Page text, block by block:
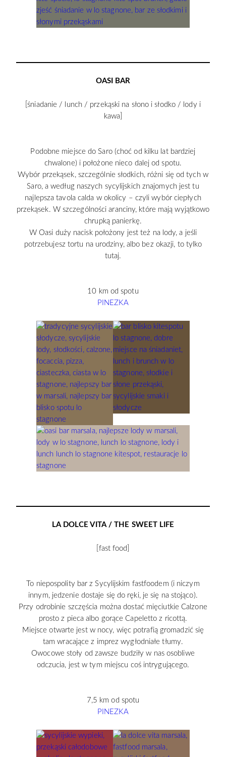
OASI BAR
[śniadanie / lunch / przekąski na słono i słodko / lody i
kawa]
Podobne miejsce do Saro (choć od kilku lat bardziej
chwalone) i położone nieco dalej od spotu.
Wybór przekąsek, szczególnie słodkich, różni się od tych w
Saro, a według naszych sycylijskich znajomych jest tu
najlepsza tavola calda w okolicy – czyli wybór ciepłych
przekąsek. W szczególności aranciny, które mają wyjątkowo
chrupką panierkę.
W Oasi duży nacisk położony jest też na lody, a jeśli
potrzebujesz tortu na urodziny, albo bez okazji, to tylko
tutaj.
10 km od spotu
PINEZKA
LA DOLCE VITA / THE SWEET LIFE
[fast food]
To niepospolity bar z Sycylijskim fastfoodem (i niczym
innym, jedzenie dostaje się do ręki, je się na stojąco).
Przy odrobinie szczęścia można dostać mięciutkie Calzone
prosto z pieca albo gorące Capeletto z ricottą.
Miejsce otwarte jest w nocy, więc potrafią gromadzić się
tam wracające z imprez wygłodniałe tłumy.
Owocowe stoły od zawsze budziły w nas osobliwe
odczucia, jest w tym miejscu coś intrygującego.
7,5 km od spotu
PINEZKA